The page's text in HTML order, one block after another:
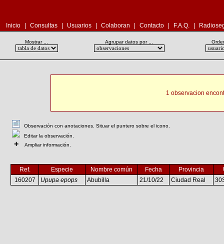
Inicio Consultas Usuarios Colaboran Contacto F.A.Q.
Mostrar ... Agrupar datos por ...
1 observacion
Observación con anotaciones. Situar el puntero sobre el icono.
Editar la observación.
+ Ampliar información.
Ref. Especie Nombre común Fecha Provincia
160207
Upupa epops Abubilla 21/10/22 Ciudad Real